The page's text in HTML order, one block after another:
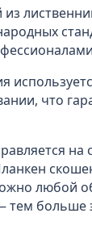
что
любой
больше